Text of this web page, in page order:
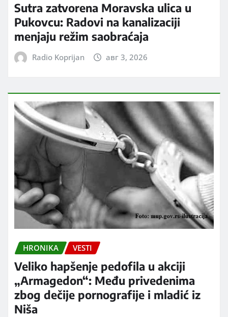
Sutra zatvorena Moravska ulica u
Pukovcu: Radovi na kanalizaciji
menjaju režim saobraćaja
Radio Koprijan авг 3, 2026
HRONIKA VESTI
Veliko hapšenje pedofila u akciji
„Armagedon“: Među privedenima
zbog dečije pornografije i mladić iz
Niša